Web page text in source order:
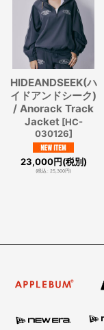
HIDEANDSEEK(ハ
イドアンドシーク)
/ Anorack Track
Jacket [HC-
030126]
23,000円(税別)
(税込: 25,300円)